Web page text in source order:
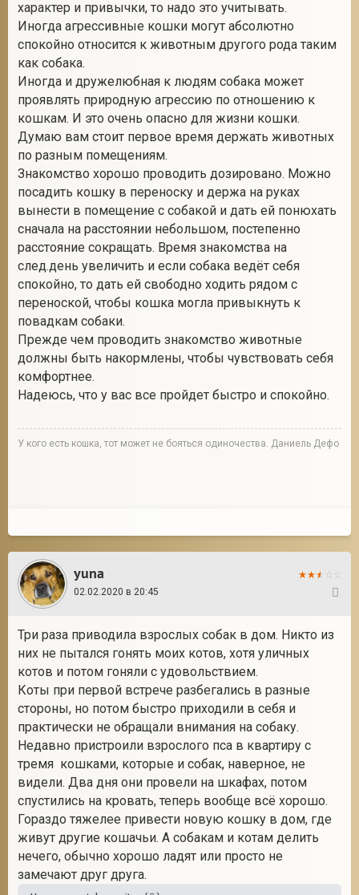
характер и привычки, то надо это учитывать.
Иногда агрессивные кошки могут абсолютно
спокойно относится к животным другого рода таким
как собака.
Иногда и дружелюбная к людям собака может
проявлять природную агрессию по отношению к
кошкам. И это очень опасно для жизни кошки.
Думаю вам стоит первое время держать животных
по разным помещениям.
Знакомство хорошо проводить дозировано. Можно
посадить кошку в переноску и держа на руках
вынести в помещение с собакой и дать ей понюхать
сначала на расстоянии небольшом, постепенно
расстояние сокращать. Время знакомства на
след.день увеличить и если собака ведёт себя
спокойно, то дать ей свободно ходить рядом с
переноской, чтобы кошка могла привыкнуть к
повадкам собаки.
Прежде чем проводить знакомство животные
должны быть накормлены, чтобы чувствовать себя
комфортнее.
Надеюсь, что у вас все пройдет быстро и спокойно.
У кого есть кошка, тот может не бояться одиночества. Даниель Дефо
yuna
02.02.2020 в 20:45
Три раза приводила взрослых собак в дом. Никто из
них не пытался гонять моих котов, хотя уличных
котов и потом гоняли с удовольствием.
Коты при первой встрече разбегались в разные
стороны, но потом быстро приходили в себя и
практически не обращали внимания на собаку.
Недавно пристроили взрослого пса в квартиру с
тремя кошками, которые и собак, наверное, не
видели. Два дня они провели на шкафах, потом
спустились на кровать, теперь вообще всё хорошо.
Гораздо тяжелее привести новую кошку в дом, где
живут другие кошачьи. А собакам и котам делить
нечего, обычно хорошо ладят или просто не
замечают друг друга.